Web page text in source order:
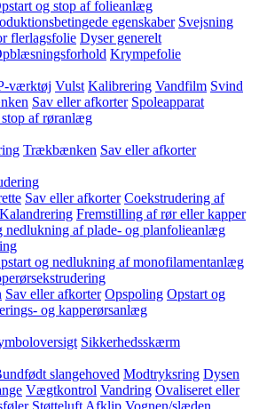
og stop af folieanlæg
egenskaber Svejsning
flerlagsfolie Dyser generelt
Krympefolie
værktøj Vulst Kalibrering Vandfilm Svind
Sav eller afkorter Spoleapparat
af røranlæg
Trækbænken Sav eller afkorter
Sav eller afkorter Coekstrudering af
Kalandrering Fremstilling af rør eller kapper
nedlukning af plade- og planfolieanlæg
og nedlukning af monofilamentanlæg
Sav eller afkorter Opspoling Opstart og
og kapperørsanlæg
Sikkerhedsskærm
slangehoved Modtryksring Dysen
Vægtkontrol Vandring Ovaliseret eller
Støtteluft Afklip Vognen/slæden